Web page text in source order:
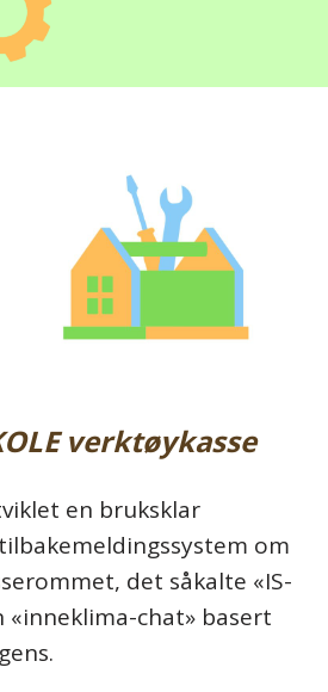
verktøykasse
en bruksklar
om
det såkalte «IS-
«inneklima-chat» basert